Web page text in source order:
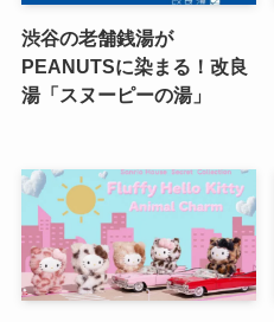
渋谷の老舗銭湯が
PEANUTSに染まる！改良
湯「スヌーピーの湯」